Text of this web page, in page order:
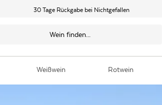
30 Tage Rückgabe bei Nichtgefallen
Weißwein Rotwein